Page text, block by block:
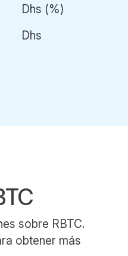
Dhs (%)
Dhs
sobre RBTC.
obtener más